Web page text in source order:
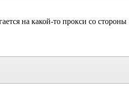
на какой-то прокси со стороны